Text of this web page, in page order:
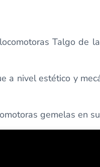
Talgo de
a nivel estético y
gemelas en